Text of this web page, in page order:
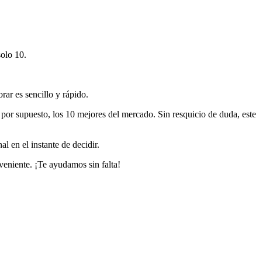
10.
es sencillo y rápido.
supuesto, los 10 mejores del mercado. Sin resquicio de duda, este
en el instante de decidir.
¡Te ayudamos sin falta!